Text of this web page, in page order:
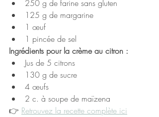
250 g de farine sans gluten
125 g de margarine
1 œuf
1 pincée de sel
Ingrédients pour la crème au citron :
Jus de 5 citrons
130 g de sucre
4 œufs
2 c. à soupe de maïzena
👉 Retrouvez la recette complète ici